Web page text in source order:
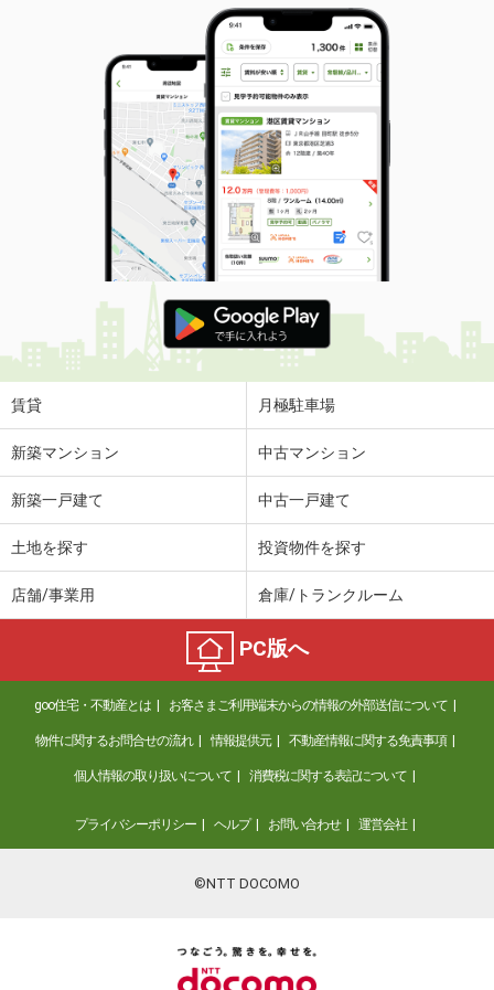
賃貸 月極駐車場
新築マンション 中古マンション
新築一戸建て 中古一戸建て
土地を探す 投資物件を探す
店舗/事業用 倉庫/トランクルーム
PC版へ
goo住宅・不動産とは お客さまご利用端末からの情報の外部送信について
物件に関するお問合せの流れ 情報提供元 不動産情報に関する免責事項
個人情報の取り扱いについて 消費税に関する表記について
プライバシーポリシー ヘルプ お問い合わせ 運営会社
©NTT DOCOMO